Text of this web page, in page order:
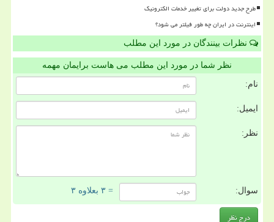
طرح جدید دولت برای تغییر خدمات الکترونیک
اینترنت در ایران چه طور فیلتر می شود؟
نظرات بینندگان در مورد این مطلب
نظر شما در مورد این مطلب می هاست برایمان مهمه
نام:
ایمیل:
نظر:
سوال: = ۳ بعلاوه ۳